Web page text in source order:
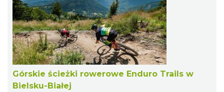
Górskie ścieżki rowerowe Enduro Trails w
Bielsku-Białej